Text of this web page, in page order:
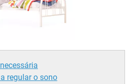
regular o sono